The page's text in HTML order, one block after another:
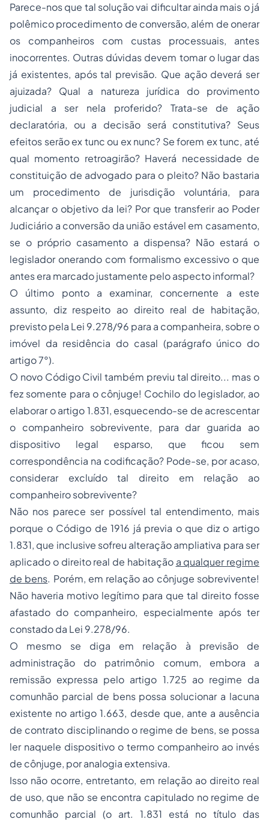
Parece-nos que tal solução vai dificultar ainda mais o já
polêmico procedimento de conversão, além de onerar
os companheiros com custas processuais, antes
inocorrentes. Outras dúvidas devem tomar o lugar das
já existentes, após tal previsão. Que ação deverá ser
ajuizada? Qual a natureza jurídica do provimento
judicial a ser nela proferido? Trata-se de ação
declaratória, ou a decisão será constitutiva? Seus
efeitos serãoex tunc ou ex nunc? Se forem ex tunc, até
qual momento retroagirão? Haverá necessidade de
constituição de advogado para o pleito? Não bastaria
um procedimento de jurisdição voluntária, para
alcançar o objetivo da lei? Por que transferir ao Poder
Judiciário a conversão da união estável em casamento,
se o próprio casamento a dispensa? Não estará o
legislador onerando com formalismo excessivo o que
antes era marcado justamente pelo aspecto informal?
O último ponto a examinar, concernente a este
assunto, diz respeito ao direito real de habitação,
previsto pela Lei 9.278/96 para a companheira, sobre o
imóvel da residência do casal (parágrafo único do
artigo 7°).
O novo Código Civil também previu tal direito... mas o
fez somente para o cônjuge! Cochilo do legislador, ao
elaborar o artigo 1.831, esquecendo-se de acrescentar
o companheiro sobrevivente, para dar guarida ao
dispositivo legal esparso, que ficou sem
correspondência na codificação? Pode-se, por acaso,
considerar excluído tal direito em relação ao
companheiro sobrevivente?
Não nos parece ser possível tal entendimento, mais
porque o Código de 1916 já previa o que diz o artigo
1.831, que inclusive sofreu alteração ampliativa para ser
aplicado o direito real de habitação a qualquer regime
de bens. Porém, em relação ao cônjuge sobrevivente!
Não haveria motivo legítimo para que tal direito fosse
afastado do companheiro, especialmente após ter
constado da Lei 9.278/96.
O mesmo se diga em relação à previsão de
administração do patrimônio comum, embora a
remissão expressa pelo artigo 1.725 ao regime da
comunhão parcial de bens possa solucionar a lacuna
existente no artigo 1.663, desde que, ante a ausência
de contrato disciplinando o regime de bens, se possa
ler naquele dispositivo o termo companheiro ao invés
de cônjuge, por analogia extensiva.
Isso não ocorre, entretanto, em relação ao direito real
de uso, que não se encontra capitulado no regime de
comunhão parcial (o art. 1.831 está no título das